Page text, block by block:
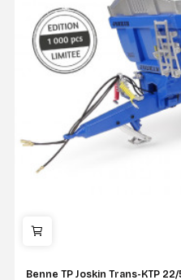
Benne TP Joskin Trans-KTP